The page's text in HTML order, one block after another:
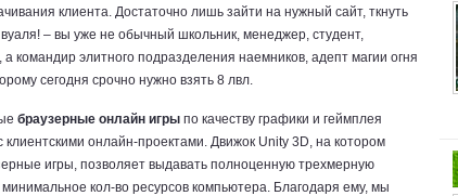
клиента. Достаточно лишь зайти на нужный сайт, ткнуть
вуаля! – вы уже не обычный школьник, менеджер, студент,
а командир элитного подразделения наемников, адепт магии огня
сегодня срочно нужно взять 8 лвл.
браузерные онлайн игры по качеству графики и геймплея
клиентскими онлайн-проектами. Движок Unity 3D, на котором
игры, позволяет выдавать полноценную трехмерную
кол-во ресурсов компьютера. Благодаря ему, мы